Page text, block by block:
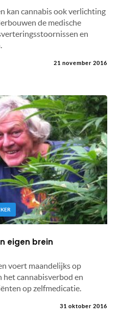
kan cannabis ook verlichting
de medische
en
21 november 2016
eigen brein
voert maandelijks op
cannabisverbod en
op zelfmedicatie.
31 oktober 2016